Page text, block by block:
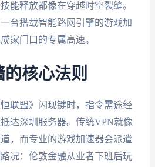
能释放都像在穿越时空裂缝。
台搭载智能路网引擎的游戏加
家门口的专属高速。
核心法则
联盟》闪现键时，指令需途经
达深圳服务器。传统VPN就像
，而专业的游戏加速器会派遣
况：伦敦金融从业者下班后玩